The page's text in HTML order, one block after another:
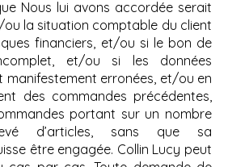
Nous lui avons accordée serait
la situation comptable du client
financiers, et/ou si le bon de
et/ou si les données
manifestement erronées, et/ou en
des commandes précédentes,
portant sur un nombre
d’articles, sans que sa
être engagée. Collin Lucy peut